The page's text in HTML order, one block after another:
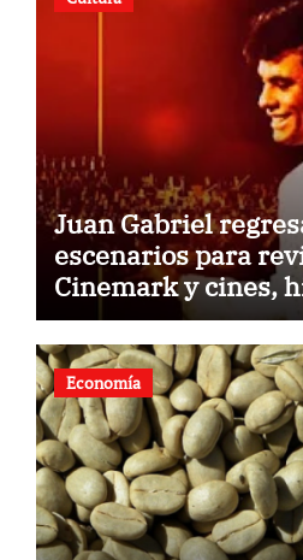
Juan Gabriel
escenarios para
Cinemark y cines,
concierto en
Artes
Economía